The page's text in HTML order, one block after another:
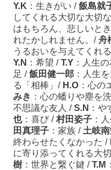
Y.K ：生きがい / 飯島就
してくれる大切な大切
はもちろん、悲しいと
れたかしれません。/ 舟
うるおいを与えてくれ
Y.N ：希望 / T.Y ：人生
足 / 飯田健一郎 ：人生
る「相棒」/ H.O ：心の
みき ：心の蟠りや塵を
不思議な友人 / S.N ：や
也：喜び / 村田姿子 ：
田真理子 ：家族 / 土岐
終わらせたくなかった /
に寄り添ってくれる大
樹 ：世界と繋ぐ鍵 / T.M